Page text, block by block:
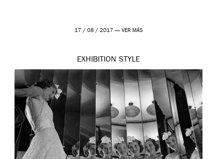
17 / 08 / 2017 — VER MÁS
EXHIBITION STYLE